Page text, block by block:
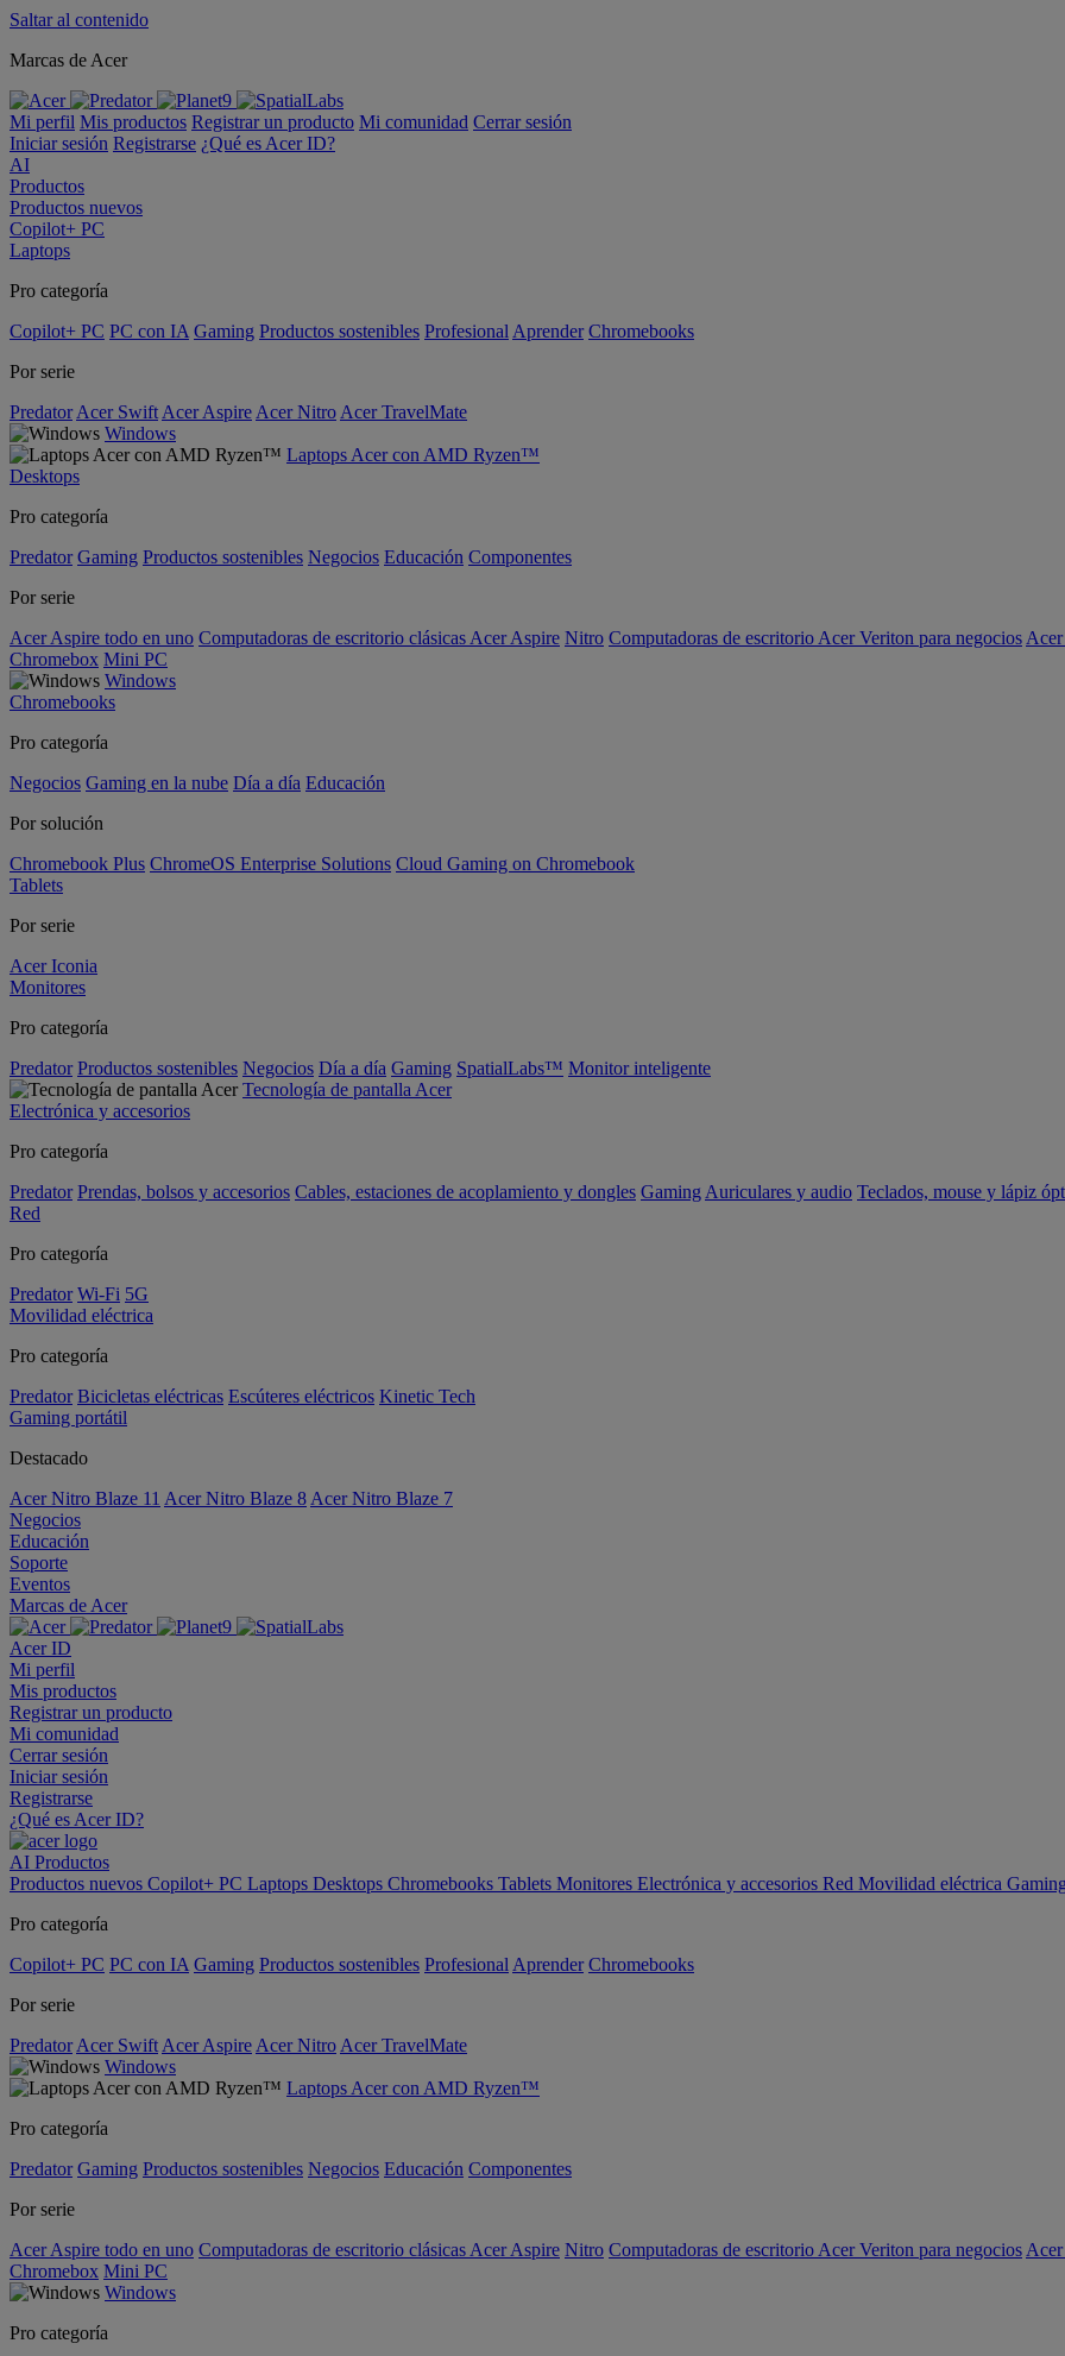
Saltar al contenido
Marcas de Acer
Mi perfil Mis productos Registrar un producto Mi comunidad Cerrar sesión
Iniciar sesión Registrarse ¿Qué es Acer ID?
AI
Productos
Productos nuevos
Copilot+ PC
Laptops
Pro categoría
Copilot+ PC PC con IA Gaming Productos sostenibles Profesional Aprender Chromebooks
Por serie
Predator Acer Swift Acer Aspire Acer Nitro Acer TravelMate
Windows
Laptops Acer con AMD Ryzen™
Desktops
Pro categoría
Predator Gaming Productos sostenibles Negocios Educación Componentes
Por serie
Acer Aspire todo en uno Computadoras de escritorio clásicas Acer Aspire Nitro Computadoras de escritorio Acer Veriton para negocios
Chromebox Mini PC
Windows
Chromebooks
Pro categoría
Negocios Gaming en la nube Día a día Educación
Por solución
Chromebook Plus ChromeOS Enterprise Solutions Cloud Gaming on Chromebook
Tablets
Por serie
Acer Iconia
Monitores
Pro categoría
Predator Productos sostenibles Negocios Día a día Gaming SpatialLabs™ Monitor inteligente
Tecnología de pantalla Acer
Electrónica y accesorios
Pro categoría
Predator Prendas, bolsos y accesorios Cables, estaciones de acoplamiento y dongles Gaming Auriculares y audio Teclados, mouse y lápiz
Red
Pro categoría
Predator Wi-Fi 5G
Movilidad eléctrica
Pro categoría
Predator Bicicletas eléctricas Escúteres eléctricos Kinetic Tech
Gaming portátil
Destacado
Acer Nitro Blaze 11 Acer Nitro Blaze 8 Acer Nitro Blaze 7
Negocios
Educación
Soporte
Eventos
Marcas de Acer
Acer ID
Mi perfil
Mis productos
Registrar un producto
Mi comunidad
Cerrar sesión
Iniciar sesión
Registrarse
¿Qué es Acer ID?
AI Productos
Productos nuevos Copilot+ PC Laptops Desktops Chromebooks Tablets Monitores Electrónica y accesorios Red Movilidad eléctrica
Pro categoría
Copilot+ PC PC con IA Gaming Productos sostenibles Profesional Aprender Chromebooks
Por serie
Predator Acer Swift Acer Aspire Acer Nitro Acer TravelMate
Windows
Laptops Acer con AMD Ryzen™
Pro categoría
Predator Gaming Productos sostenibles Negocios Educación Componentes
Por serie
Acer Aspire todo en uno Computadoras de escritorio clásicas Acer Aspire Nitro Computadoras de escritorio Acer Veriton para negocios
Chromebox Mini PC
Windows
Pro categoría